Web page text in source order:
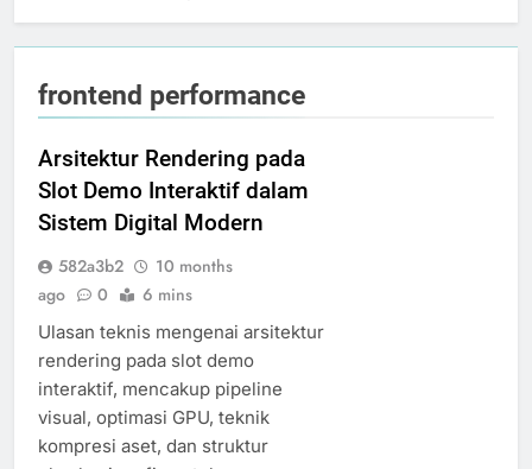
frontend performance
Arsitektur Rendering pada
Slot Demo Interaktif dalam
Sistem Digital Modern
582a3b2
10 months
ago
0 6 mins
Ulasan teknis mengenai arsitektur
rendering pada slot demo
interaktif, mencakup pipeline
visual, optimasi GPU, teknik
kompresi aset, dan struktur